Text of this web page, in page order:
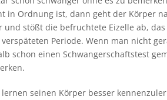
in Ordnung ist, dann geht der Körper
und stößt die befruchtete Eizelle ab,
Periode. Wenn man nicht
schon einen Schwangerschaftstest
seinen Körper besser